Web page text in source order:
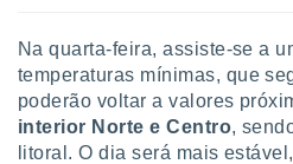
Na quarta-feira, assiste-se a
temperaturas mínimas, que
poderão voltar a valores
interior Norte e Centro,
litoral. O dia será mais